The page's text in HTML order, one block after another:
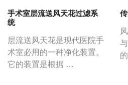
手术室层流送风天花过滤系
统
层流送风天花是现代医院手
术室必用的一种净化装置。
它的装置是根据 …